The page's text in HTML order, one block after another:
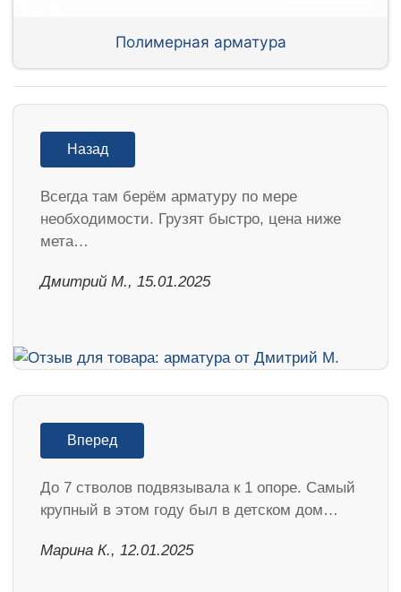
Полимерная арматура
Назад
Всегда там берём арматуру по мере
необходимости. Грузят быстро, цена ниже
мета…
Дмитрий М., 15.01.2025
Вперед
До 7 стволов подвязывала к 1 опоре. Самый
крупный в этом году был в детском дом…
Марина К., 12.01.2025